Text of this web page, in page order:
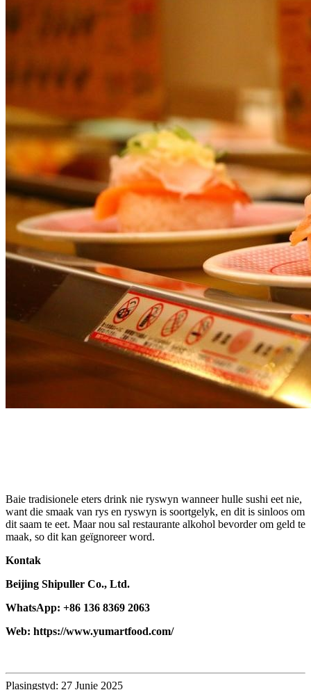
Baie tradisionele eters drink nie ryswyn wanneer hulle sushi eet nie,
want die smaak van rys en ryswyn is soortgelyk, en dit is sinloos om
dit saam te eet. Maar nou sal restaurante alkohol bevorder om geld te
maak, so dit kan geïgnoreer word.
Kontak
Beijing Shipuller Co., Ltd.
WhatsApp: +86 136 8369 2063
Web: https://www.yumartfood.com/
Plasingstyd: 27 Junie 2025